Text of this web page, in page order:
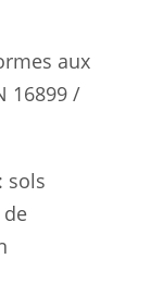
aux
16899 /
: sols